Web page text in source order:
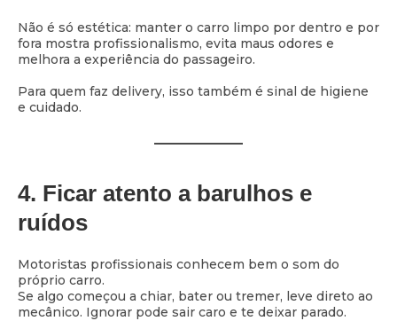
Não é só estética: manter o carro limpo por dentro e por
fora mostra profissionalismo, evita maus odores e
melhora a experiência do passageiro.
Para quem faz delivery, isso também é sinal de higiene
e cuidado.
4. Ficar atento a barulhos e
ruídos
Motoristas profissionais conhecem bem o som do
próprio carro.
Se algo começou a chiar, bater ou tremer, leve direto ao
mecânico. Ignorar pode sair caro e te deixar parado.